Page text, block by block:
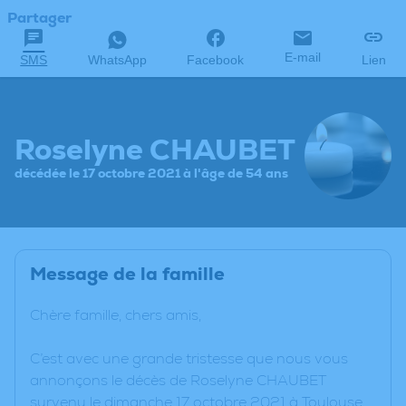
Partager
SMS WhatsApp Facebook E-mail Lien
Roselyne CHAUBET
décédée le 17 octobre 2021 à l'âge de 54 ans
Message de la famille
Chère famille, chers amis,
C’est avec une grande tristesse que nous vous
annonçons le décès de Roselyne CHAUBET
survenu le dimanche 17 octobre 2021 à Toulouse.